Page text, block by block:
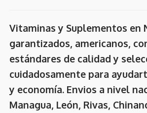
Vitaminas y Suplementos en
garantizados, americanos,
estándares de calidad y
cuidadosamente para
y economía. Envios a nivel
Managua, León, Rivas,